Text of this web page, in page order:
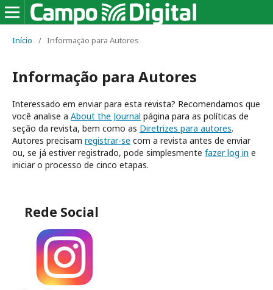
Início / Informação para Autores
Informação para Autores
Interessado em enviar para esta revista? Recomendamos que
você analise a About the Journal página para as políticas de
seção da revista, bem como as Diretrizes para autores.
Autores precisam registrar-se com a revista antes de enviar
ou, se já estiver registrado, pode simplesmente fazer log in e
iniciar o processo de cinco etapas.
Rede Social